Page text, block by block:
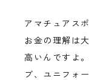
アマチュアス
お金の理解は
高いんですよ
ブ、ユニフォ